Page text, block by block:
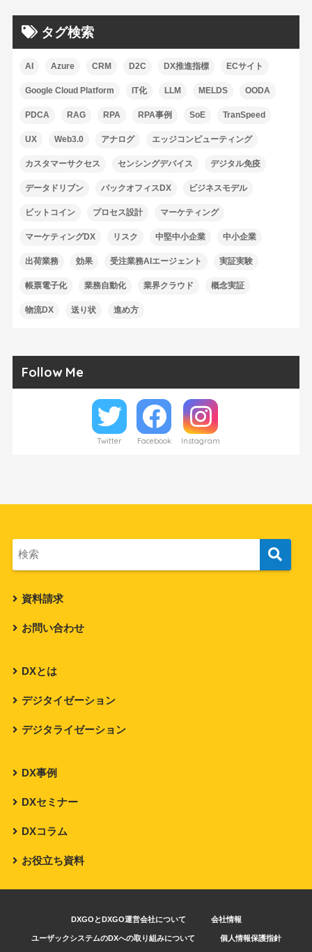
タグ検索
AI Azure CRM D2C DX推進指標 ECサイト
Google Cloud Platform IT化 LLM MELDS OODA
PDCA RAG RPA RPA事例 SoE TranSpeed
UX Web3.0 アナログ エッジコンピューティング
カスタマーサクセス センシングデバイス デジタル免疫
データドリブン バックオフィスDX ビジネスモデル
ビットコイン プロセス設計 マーケティング
マーケティングDX リスク 中堅中小企業 中小企業
出荷業務 効果 受注業務AIエージェント 実証実験
帳票電子化 業務自動化 業界クラウド 概念実証
物流DX 送り状 進め方
Follow Me
Twitter Facebook Instagram
資料請求
お問い合わせ
DXとは
デジタイゼーション
デジタライゼーション
DX事例
DXセミナー
DXコラム
お役立ち資料
DXGOとDXGO運営会社について 会社情報
ユーザックシステムのDXへの取り組みについて 個人情報保護指針